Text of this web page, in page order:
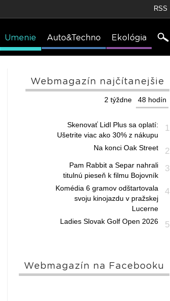
RSS
Umenie Auto&Techno Ekológia
Webmagazín najčítanejšie
48 hodín
2 týždne
1
Skenovať Lidl Plus sa oplatí:
Ušetrite viac ako 30% z nákupu
2
Na konci Oak Street
3
Pam Rabbit a Separ nahrali
titulnú pieseň k filmu Bojovník
4
Komédia 6 gramov odštartovala
svoju kinojazdu v pražskej
Lucerne
5
Ladies Slovak Golf Open 2026
Webmagazín na Facebooku